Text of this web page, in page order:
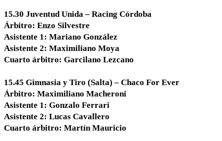
15.30 Juventud Unida – Racing Córdoba
Árbitro: Enzo Silvestre
Asistente 1: Mariano González
Asistente 2: Maximiliano Moya
Cuarto árbitro: Garcilano Lezcano
15.45 Gimnasia y Tiro (Salta) – Chaco For Ever
Árbitro: Maximiliano Macheroni
Asistente 1: Gonzalo Ferrari
Asistente 2: Lucas Cavallero
Cuarto árbitro: Martín Mauricio